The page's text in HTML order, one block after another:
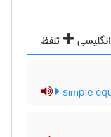
انگلیسی
تلفظ
simple